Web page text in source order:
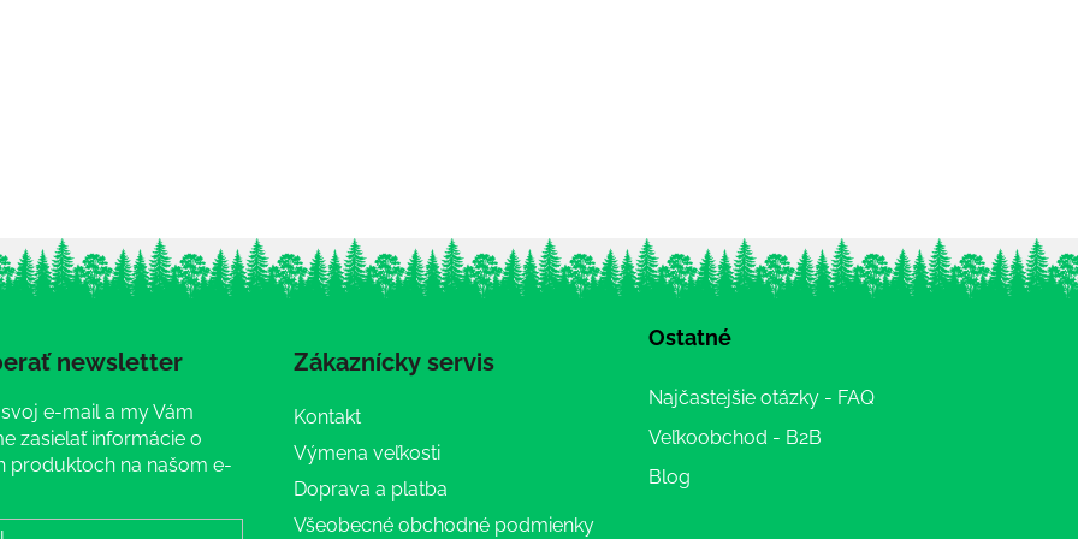
newsletter
e-mail a my Vám
zasielať informácie o
produktoch na našom e-
Zákaznícky servis
Kontakt
Výmena veľkosti
Doprava a platba
Všeobecné obchodné podmienky
Ostatné
Najčastejšie otázky - FAQ
Veľkoobchod - B2B
Blog